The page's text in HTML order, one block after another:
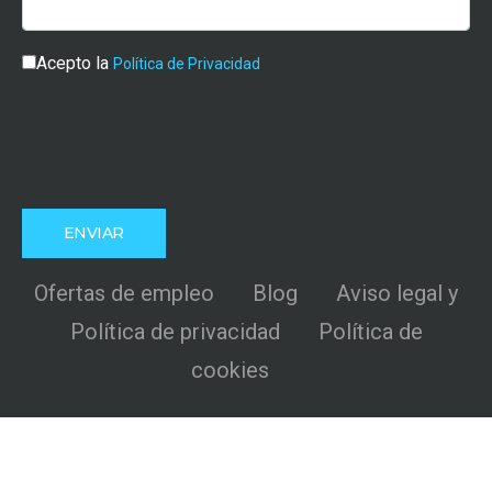
Acepto la Política de Privacidad
Ofertas de empleo Blog
Aviso legal y
Política de privacidad
Política de
cookies